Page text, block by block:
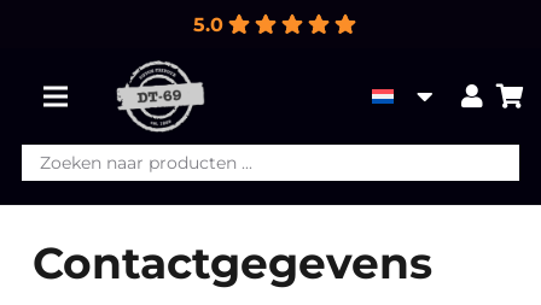
5.0
Producten
zoeken
Contactgegevens